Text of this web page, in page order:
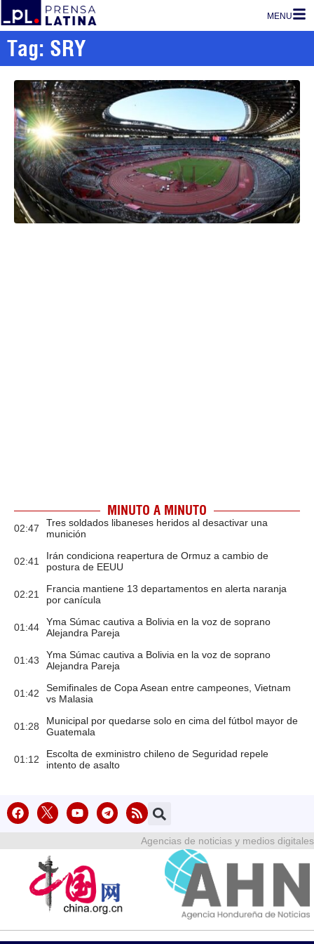
MENU
Tag: SRY
MINUTO A MINUTO
02:47
Tres soldados libaneses heridos al desactivar una
munición
02:41
Irán condiciona reapertura de Ormuz a cambio de
postura de EEUU
02:21
Francia mantiene 13 departamentos en alerta naranja
por canícula
01:44
Yma Súmac cautiva a Bolivia en la voz de soprano
Alejandra Pareja
01:43
Yma Súmac cautiva a Bolivia en la voz de soprano
Alejandra Pareja
01:42
Semifinales de Copa Asean entre campeones, Vietnam
vs Malasia
01:28
Municipal por quedarse solo en cima del fútbol mayor de
Guatemala
01:12
Escolta de exministro chileno de Seguridad repele
intento de asalto
Agencias de noticias y medios digitales